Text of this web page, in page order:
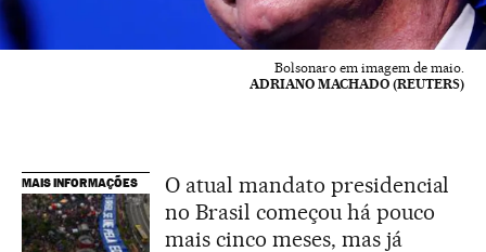
Bolsonaro em imagem de maio.
ADRIANO MACHADO (REUTERS)
MAIS INFORMAÇÕES
O atual mandato presidencial
no Brasil começou há pouco
mais cinco meses, mas já